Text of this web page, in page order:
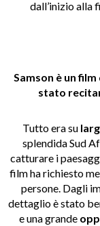
dall’inizio alla
Samson è un
stato
Tutto era su
splendida Sud
catturare i
film ha richiesto
persone. Dagli
dettaglio è stato
e una grande